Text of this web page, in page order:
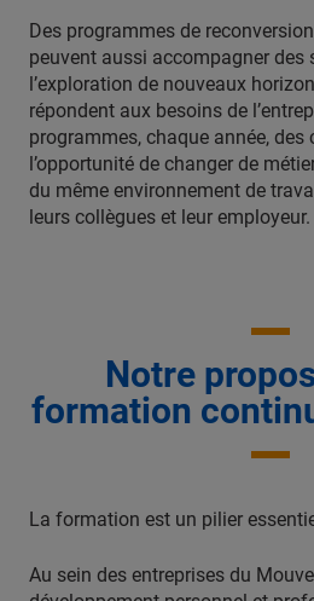
Des programmes de
peuvent aussi accompagner des
l’exploration de nouveaux
répondent aux besoins de
programmes, chaque année,
l’opportunité de changer de
du même environnement de
leurs collègues et leur employeur.
Notre
formation
La formation est un pilier
Au sein des entreprises du